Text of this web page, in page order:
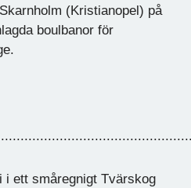
(Kristianopel) på
boulbanor för
i ett småregnigt Tvärskog